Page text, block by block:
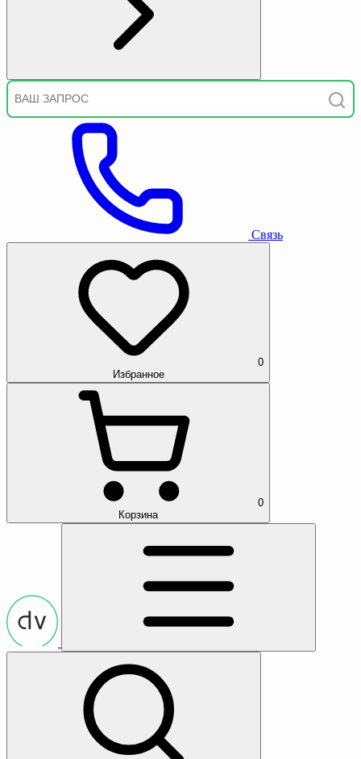
Связь
0
Избранное
0
Корзина